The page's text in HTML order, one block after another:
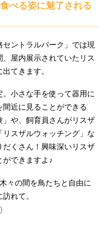
べる姿に魅了される
ントラルパーク」では現
屋内展示されていたリス
てきます。
小さな手を使って器用に
近に見ることができる
」や、飼育員さんがリスザ
スザルウォッチング」な
くさん！興味深いリスザ
ができますよ♪
々の間を鳥たちと自由に
れて。